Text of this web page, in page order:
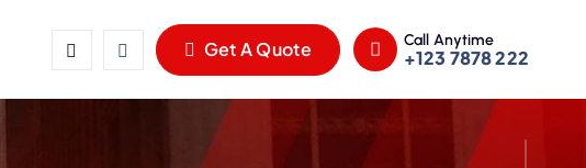
Get A Quote Call Anytime
+123 7878 222